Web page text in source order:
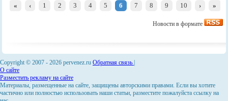
« ‹ 1 2 3 4 5 6 7 8 9 10 › »
Новости в формате
Copyright © 2007 - 2026 pervenez.ru Обратная связь
О сайте
Разместить рекламу на сайте
Материалы, размещенные на сайте, защищены авторскими правами. Если вы хотите
частично или полностью использовать наши статьи, разместите пожалуйста ссылку на